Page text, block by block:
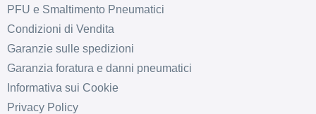
PFU e Smaltimento Pneumatici
Condizioni di Vendita
Garanzie sulle spedizioni
Garanzia foratura e danni pneumatici
Informativa sui Cookie
Privacy Policy